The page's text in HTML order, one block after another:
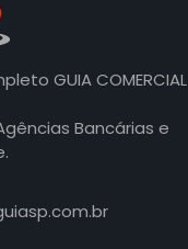
GUIA COMERCIAL
Bancárias e